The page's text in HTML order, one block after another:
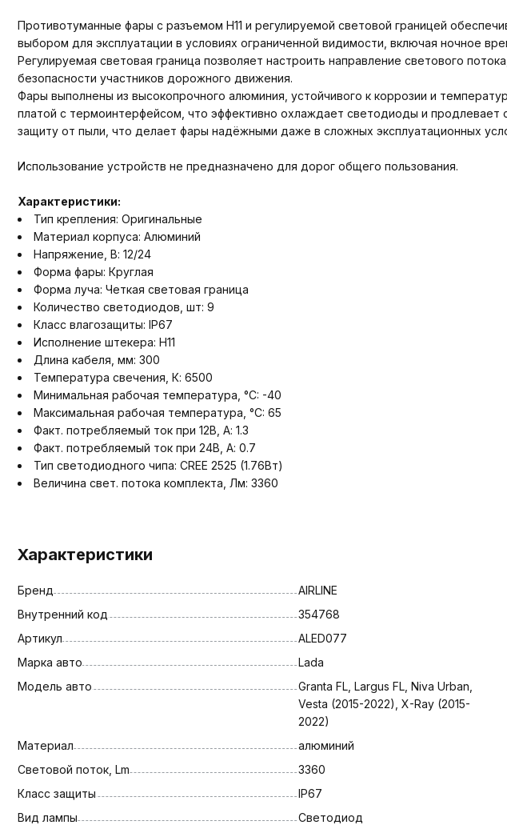
Противотуманные фары с разъемом H11 и регулируемой световой границей
выбором для эксплуатации в условиях ограниченной видимости, включая ночное
Регулируемая световая граница позволяет настроить направление светового
безопасности участников дорожного движения.
Фары выполнены из высокопрочного алюминия, устойчивого к коррозии и
платой с термоинтерфейсом, что эффективно охлаждает светодиоды и
защиту от пыли, что делает фары надёжными даже в сложных эксплуатационных
Использование устройств не предназначено для дорог общего пользования.
Характеристики:
Тип крепления: Оригинальные
Материал корпуса: Алюминий
Напряжение, В: 12/24
Форма фары: Круглая
Форма луча: Четкая световая граница
Количество светодиодов, шт: 9
Класс влагозащиты: IP67
Исполнение штекера: H11
Длина кабеля, мм: 300
Температура свечения, К: 6500
Минимальная рабочая температура, °C: -40
Максимальная рабочая температура, °C: 65
Факт. потребляемый ток при 12В, А: 1.3
Факт. потребляемый ток при 24В, А: 0.7
Тип светодиодного чипа: CREE 2525 (1.76Вт)
Величина свет. потока комплекта, Лм: 3360
Характеристики
Бренд
AIRLINE
Внутренний код
354768
Артикул
ALED077
Марка авто
Lada
Модель авто
Granta FL, Largus FL, Niva Urban,
Vesta (2015-2022), X-Ray (2015-
2022)
Материал
алюминий
Световой поток, Lm
3360
Класс защиты
IP67
Вид лампы
Светодиод